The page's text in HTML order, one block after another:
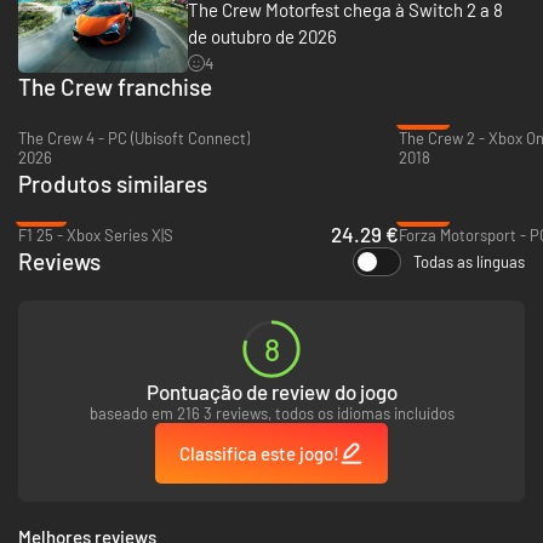
veículos mais lendários já criados. Personalize seus carros e mostre seu
estilo no modo de competição personalizada.
The Crew Motorfest chega à Switch 2 a 8
de outubro de 2026
4
The Crew franchise
The Crew 4 - PC (Ubisoft Connect)
2026
The Crew 2 - Xbox
2018
Produtos similares
F1 25 - Xbox Series X|S
24.29 €
Reviews Todas as línguas
8
Pontuação de review do jogo
baseado em 216 3 reviews, todos os idiomas incluídos
Classifica este jogo!
Melhores reviews